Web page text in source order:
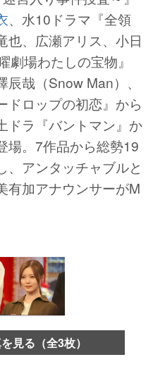
、水10ドラマ『全領
也、広瀬アリス、小日
劇場わたしの宝物』
哉（Snow Man）、
ロップの初恋』から
ドラ『バントマン』か
場。7作品から総勢19
、アンタッチャブルと
有加アナウンサーがM
見る（全3枚）